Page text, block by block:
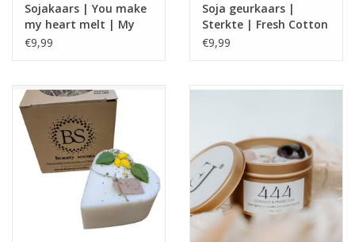
Sojakaars | You make
my heart melt | My
flame
€9,99
Soja geurkaars |
Sterkte | Fresh Cotton
€9,99